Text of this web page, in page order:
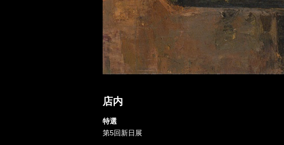
店内
特選
第5回新日展